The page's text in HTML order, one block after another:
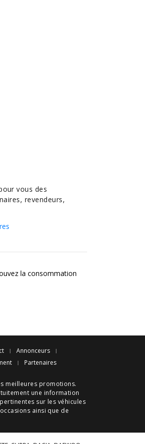
vous des
revendeurs,
la consommation
Annonceurs
Partenaires
meilleures promotions.
une information
sur les véhicules
ainsi que de